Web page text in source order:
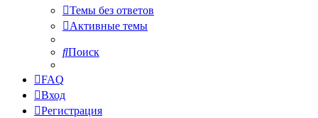
Темы без ответов
Активные темы
Поиск
FAQ
Вход
Регистрация